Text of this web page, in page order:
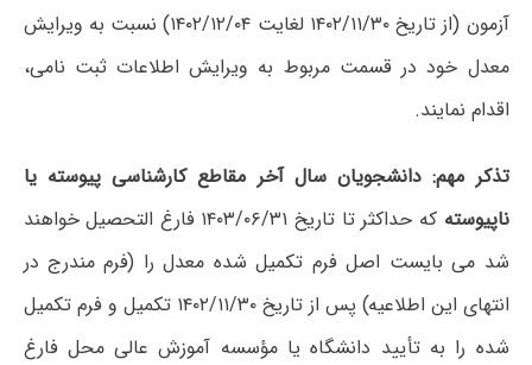
آزمون (از تاریخ ۱۴۰۲/۱۱/۳۰ لغایت ۱۴۰۲/۱۲/۰۴) نسبت به ویرایش
معدل خود در قسمت مربوط به ویرایش اطلاعات ثبت نامی،
اقدام نمایند.
تذکر مهم: دانشجویان سال آخر مقاطع کارشناسی پیوسته یا
ناپیوسته
که حداکثر تا تاریخ ۱۴۰۳/۰۶/۳۱ فارغ التحصیل خواهند
شد می بایست اصل فرم تکمیل شده معدل را (فرم مندرج در
انتهای این اطلاعیه) پس از تاریخ ۱۴۰۲/۱۱/۳۰ تکمیل و فرم تکمیل
شده را به تأیید دانشگاه یا مؤسسه آموزش عالی محل فارغ